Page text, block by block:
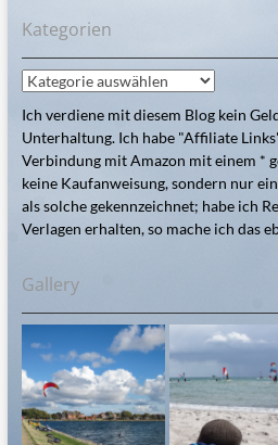
Kategorien
Kategorien
Ich verdiene mit diesem Blog kein
Unterhaltung. Ich habe "Affiliate
Verbindung mit Amazon mit einem *
keine Kaufanweisung, sondern nur
als solche gekennzeichnet; habe ich
Verlagen erhalten, so mache ich das
Gallery